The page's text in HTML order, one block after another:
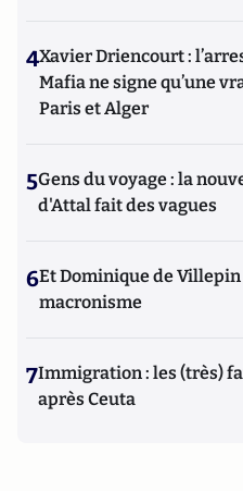
4Xavier Driencourt :
Mafia ne signe qu’une
Paris et Alger
5Gens du voyage : la
d'Attal fait des vagues
6Et Dominique de
macronisme
7Immigration : les (très)
après Ceuta